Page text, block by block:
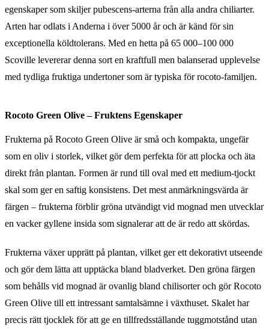
egenskaper som skiljer pubescens-arterna från alla andra chiliarter.
Arten har odlats i Anderna i över 5000 år och är känd för sin
exceptionella köldtolerans. Med en hetta på 65 000–100 000
Scoville levererar denna sort en kraftfull men balanserad upplevelse
med tydliga fruktiga undertoner som är typiska för rocoto-familjen.
Rocoto Green Olive – Fruktens Egenskaper
Frukterna på Rocoto Green Olive är små och kompakta, ungefär
som en oliv i storlek, vilket gör dem perfekta för att plocka och äta
direkt från plantan. Formen är rund till oval med ett medium-tjockt
skal som ger en saftig konsistens. Det mest anmärkningsvärda är
färgen – frukterna förblir gröna utvändigt vid mognad men utvecklar
en vacker gyllene insida som signalerar att de är redo att skördas.
Frukterna växer upprätt på plantan, vilket ger ett dekorativt utseende
och gör dem lätta att upptäcka bland bladverket. Den gröna färgen
som behålls vid mognad är ovanlig bland chilisorter och gör Rocoto
Green Olive till ett intressant samtalsämne i växthuset. Skalet har
precis rätt tjocklek för att ge en tillfredsställande tuggmotstånd utan